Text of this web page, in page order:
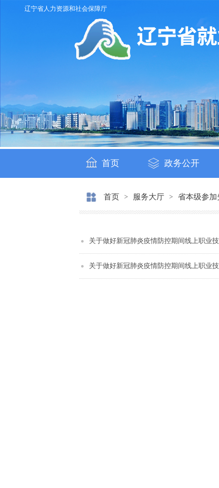
辽宁省人力资源和社会保障厅
首页 政务公开
首页 > 服务大厅 > 省本级参
关于做好新冠肺炎疫情防控期间线上职业
关于做好新冠肺炎疫情防控期间线上职业